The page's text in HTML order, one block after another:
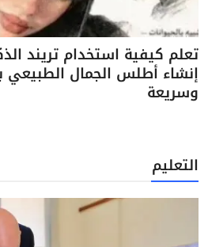
تعلم كيفية استخدام تريند
إنشاء أطلس الجمال
وسريعة
التعليم